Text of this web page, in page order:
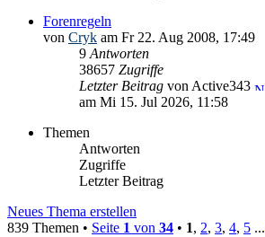
Forenregeln
von Cryk am Fr 22. Aug 2008, 17:49
9 Antworten
38657 Zugriffe
Letzter Beitrag von Active343
am Mi 15. Jul 2026, 11:58
Themen
Antworten
Zugriffe
Letzter Beitrag
Neues Thema erstellen
839 Themen • Seite 1 von 34 • 1, 2, 3, 4, 5 ...